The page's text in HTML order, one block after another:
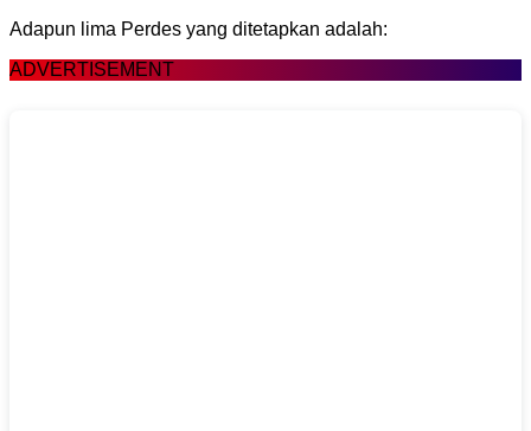
Adapun lima Perdes yang ditetapkan adalah:
ADVERTISEMENT